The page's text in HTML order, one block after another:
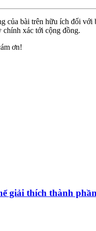
của bài trên hữu ích đối với
chính xác tới cộng đồng.
ơn!
giải thích thành